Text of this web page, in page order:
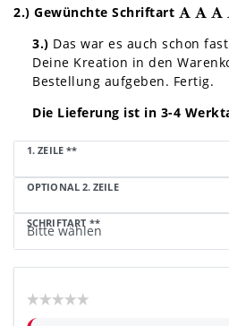
2.) Gewünchte Schriftart
3.) Das war es auch schon
Deine Kreation in den
Bestellung aufgeben. Fertig.
Die Lieferung ist in 3-4
1. ZEILE **
OPTIONAL 2. ZEILE
SCHRIFTART **